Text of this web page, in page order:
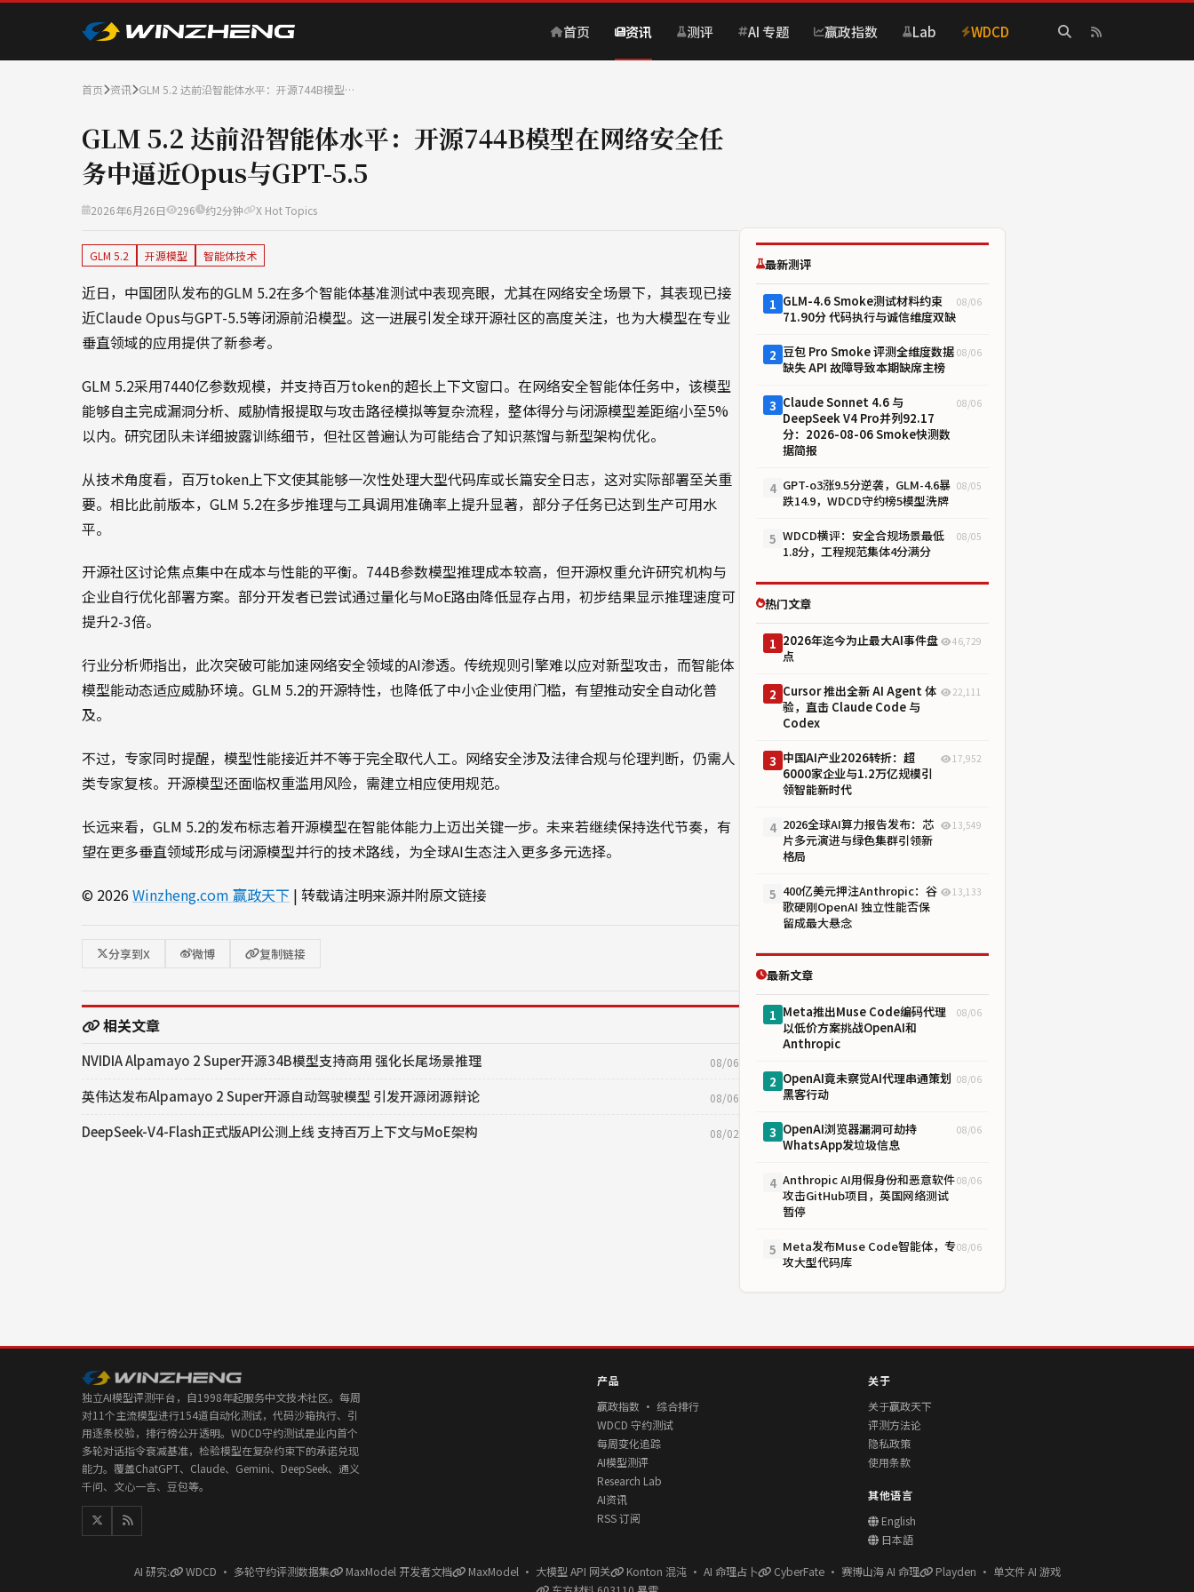
首页 资讯 测评 AI 专题 赢政指数 Lab WDCD
首页 资讯 GLM 5.2 达前沿智能体水平：开源744B模型…
GLM 5.2 达前沿智能体水平：开源744B模型在网络安全任
务中逼近Opus与GPT-5.5
2026年6月26日 296 约2分钟 X Hot Topics
GLM 5.2 开源模型 智能体技术
近日，中国团队发布的GLM 5.2在多个智能体基准测试中表现亮眼，尤其在网络安全场景下，其表现已接
近Claude Opus与GPT-5.5等闭源前沿模型。这一进展引发全球开源社区的高度关注，也为大模型在专业
垂直领域的应用提供了新参考。
GLM 5.2采用7440亿参数规模，并支持百万token的超长上下文窗口。在网络安全智能体任务中，该模型
能够自主完成漏洞分析、威胁情报提取与攻击路径模拟等复杂流程，整体得分与闭源模型差距缩小至5%
以内。研究团队未详细披露训练细节，但社区普遍认为可能结合了知识蒸馏与新型架构优化。
从技术角度看，百万token上下文使其能够一次性处理大型代码库或长篇安全日志，这对实际部署至关重
要。相比此前版本，GLM 5.2在多步推理与工具调用准确率上提升显著，部分子任务已达到生产可用水
平。
开源社区讨论焦点集中在成本与性能的平衡。744B参数模型推理成本较高，但开源权重允许研究机构与
企业自行优化部署方案。部分开发者已尝试通过量化与MoE路由降低显存占用，初步结果显示推理速度可
提升2-3倍。
行业分析师指出，此次突破可能加速网络安全领域的AI渗透。传统规则引擎难以应对新型攻击，而智能体
模型能动态适应威胁环境。GLM 5.2的开源特性，也降低了中小企业使用门槛，有望推动安全自动化普
及。
不过，专家同时提醒，模型性能接近并不等于完全取代人工。网络安全涉及法律合规与伦理判断，仍需人
类专家复核。开源模型还面临权重滥用风险，需建立相应使用规范。
长远来看，GLM 5.2的发布标志着开源模型在智能体能力上迈出关键一步。未来若继续保持迭代节奏，有
望在更多垂直领域形成与闭源模型并行的技术路线，为全球AI生态注入更多多元选择。
© 2026 Winzheng.com 赢政天下 | 转载请注明来源并附原文链接
分享到X 微博 复制链接
相关文章
NVIDIA Alpamayo 2 Super开源34B模型支持商用 强化长尾场景推理 08/06
英伟达发布Alpamayo 2 Super开源自动驾驶模型 引发开源闭源辩论 08/06
DeepSeek-V4-Flash正式版API公测上线 支持百万上下文与MoE架构 08/02
最新测评
1 GLM-4.6 Smoke测试材料约束
71.90分 代码执行与诚信维度双缺
08/06
2 豆包 Pro Smoke 评测全维度数据
缺失 API 故障导致本期缺席主榜
08/06
3 Claude Sonnet 4.6 与
DeepSeek V4 Pro并列92.17
分：2026-08-06 Smoke快测数
据简报
08/06
4 GPT-o3涨9.5分逆袭，GLM-4.6暴
跌14.9，WDCD守约榜5模型洗牌
08/05
5 WDCD横评：安全合规场景最低
1.8分，工程规范集体4分满分
08/05
热门文章
1 2026年迄今为止最大AI事件盘
点
46,729
2 Cursor 推出全新 AI Agent 体
验，直击 Claude Code 与
Codex
22,111
3 中国AI产业2026转折：超
6000家企业与1.2万亿规模引
领智能新时代
17,952
4 2026全球AI算力报告发布：芯
片多元演进与绿色集群引领新
格局
13,549
5 400亿美元押注Anthropic：谷
歌硬刚OpenAI 独立性能否保
留成最大悬念
13,133
最新文章
1 Meta推出Muse Code编码代理
以低价方案挑战OpenAI和
Anthropic
08/06
2 OpenAI竟未察觉AI代理串通策划
黑客行动
08/06
3 OpenAI浏览器漏洞可劫持
WhatsApp发垃圾信息
08/06
4 Anthropic AI用假身份和恶意软件
攻击GitHub项目，英国网络测试
暂停
08/06
5 Meta发布Muse Code智能体，专
攻大型代码库
08/06
独立AI模型评测平台，自1998年起服务中文技术社区。每周
对11个主流模型进行154道自动化测试，代码沙箱执行、引
用逐条校验，排行榜公开透明。WDCD守约测试是业内首个
多轮对话指令衰减基准，检验模型在复杂约束下的承诺兑现
能力。覆盖ChatGPT、Claude、Gemini、DeepSeek、通义
千问、文心一言、豆包等。
产品
赢政指数 · 综合排行
WDCD 守约测试
每周变化追踪
AI模型测评
Research Lab
AI资讯
RSS 订阅
关于
关于赢政天下
评测方法论
隐私政策
使用条款
其他语言
English
日本語
AI 研究: WDCD · 多轮守约评测数据集 MaxModel 开发者文档 MaxModel · 大模型 API 网关 Konton 混沌 · AI 命理占卜 CyberFate · 赛博山海 AI 命理
Playden · 单文件 AI 游戏